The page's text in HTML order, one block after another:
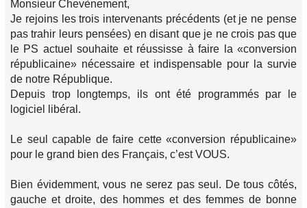
Monsieur Chevènement,
Je rejoins les trois intervenants précédents (et je ne pense
pas trahir leurs pensées) en disant que je ne crois pas que
le PS actuel souhaite et réussisse à faire la «conversion
républicaine» nécessaire et indispensable pour la survie
de notre République.
Depuis trop longtemps, ils ont été programmés par le
logiciel libéral.
Le seul capable de faire cette «conversion républicaine»
pour le grand bien des Français, c’est VOUS.
Bien évidemment, vous ne serez pas seul. De tous côtés,
gauche et droite, des hommes et des femmes de bonne